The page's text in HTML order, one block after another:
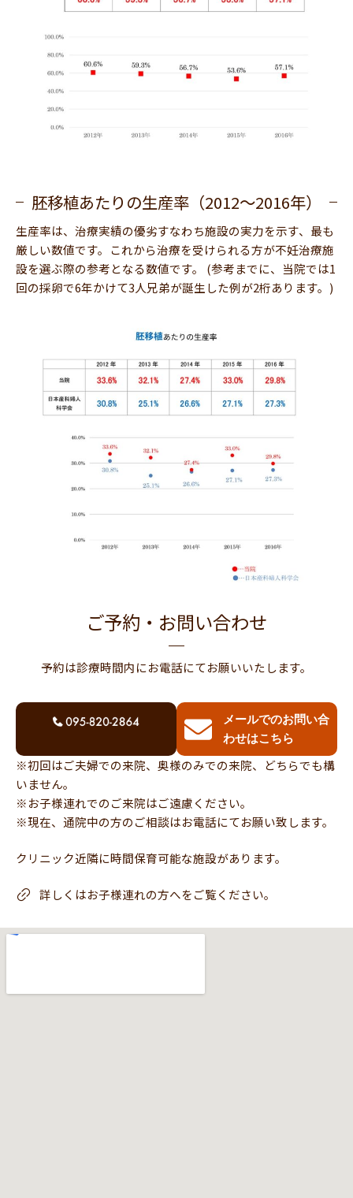
胚移植あたりの生産率（2012〜2016年）
生産率は、治療実績の優劣すなわち施設の実力を示す、最も
厳しい数値です。これから治療を受けられる方が不妊治療施
設を選ぶ際の参考となる数値です。 (参考までに、当院では1
回の採卵で6年かけて3人兄弟が誕生した例が2桁あります。)
ご予約・お問い合わせ
予約は診療時間内にお電話にてお願いいたします。
メールでのお問い合
わせはこちら
※初回はご夫婦での来院、奥様のみでの来院、どちらでも構
いません。
※お子様連れでのご来院はご遠慮ください。
※現在、通院中の方のご相談はお電話にてお願い致します。
クリニック近隣に時間保育可能な施設があります。
詳しくはお子様連れの方へをご覧ください。